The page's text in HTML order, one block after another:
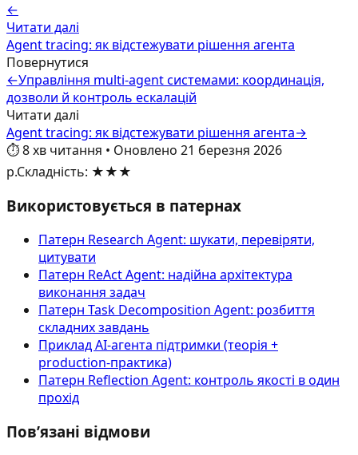
←
Читати далі
Agent tracing: як відстежувати рішення агента
Повернутися
←Управління multi-agent системами: координація,
дозволи й контроль ескалацій
Читати далі
Agent tracing: як відстежувати рішення агента→
⏱️8хв читання • Оновлено 21 березня 2026
р.Складність: ★★★
Використовується в патернах
Патерн Research Agent: шукати, перевіряти,
цитувати
Патерн ReAct Agent: надійна архітектура
виконання задач
Патерн Task Decomposition Agent: розбиття
складних завдань
Приклад AI‑агента підтримки (теорія +
production-практика)
Патерн Reflection Agent: контроль якості в один
прохід
Пов’язані відмови